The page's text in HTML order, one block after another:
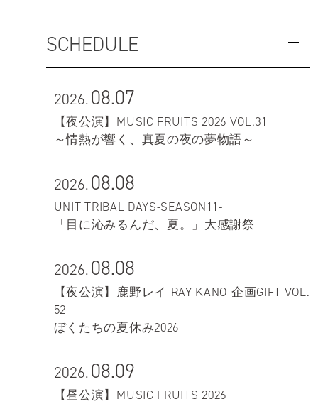
SCHEDULE
2026.08.07
【夜公演】MUSIC FRUITS 2026 VOL.31
～情熱が響く、真夏の夜の夢物語～
2026.08.08
UNIT TRIBAL DAYS-SEASON11-
「目に沁みるんだ、夏。」大感謝祭
2026.08.08
【夜公演】鹿野レイ-RAY KANO-企画GIFT VOL.
52
ぼくたちの夏休み2026
2026.08.09
【昼公演】MUSIC FRUITS 2026